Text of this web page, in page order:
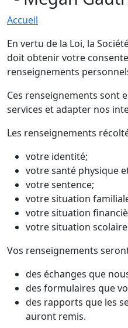
Accueil
En vertu de la Loi, la
doit obtenir votre
renseignements
Ces renseignements sont
services et adapter nos
Les renseignements
votre identité;
votre santé physique
votre sentence;
votre situation
votre situation
votre situation
Vos renseignements
des échanges que
des formulaires que
des rapports que les
auront remis.